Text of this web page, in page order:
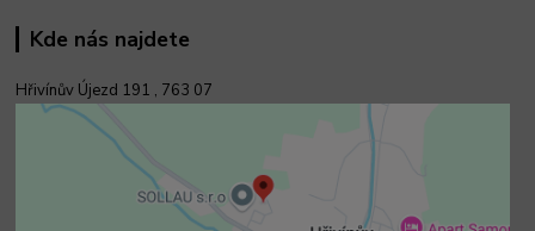
Kde nás najdete
Hřivínův Újezd 191 , 763 07